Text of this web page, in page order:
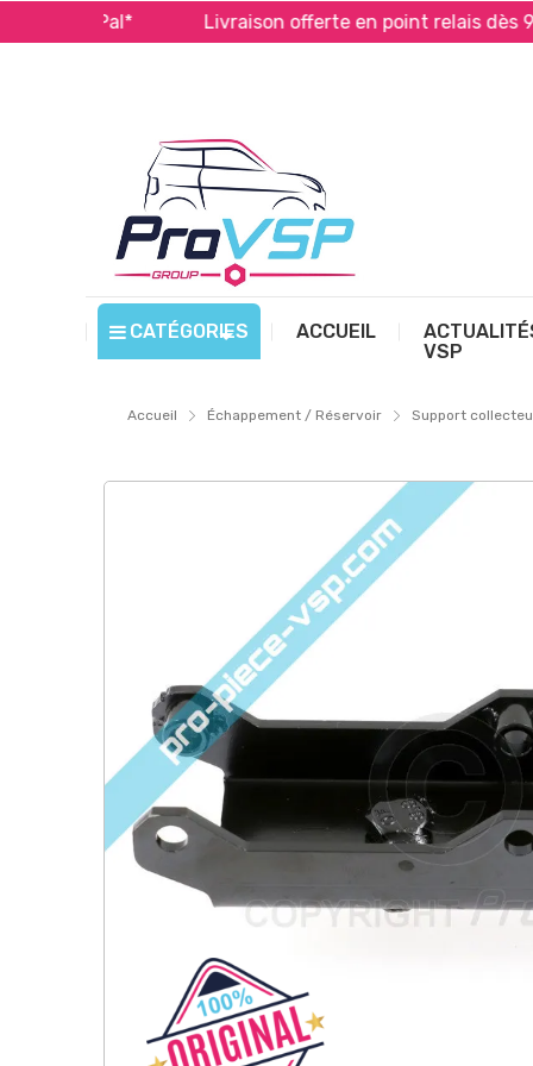
Livraison offerte en point relais dès 99 €
CATÉGORIES ACCUEIL
VSP
Accueil Échappement / Réservoir Support